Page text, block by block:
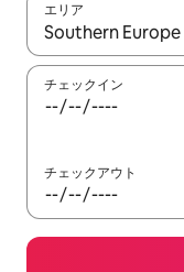
エリア
検索結果が表示さ
チェックイン
チェックアウト